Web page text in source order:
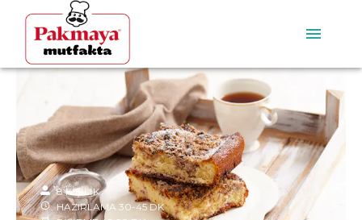
8 KİŞİLİK
HAZIRLAMA 30-45 DK